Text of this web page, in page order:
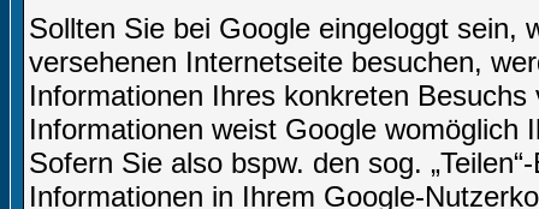
Sollten Sie bei Google eingeloggt sein,
versehenen Internetseite besuchen,
Informationen Ihres konkreten
Informationen weist Google womöglich
Sofern Sie also bspw. den sog.
Informationen in Ihrem Google-